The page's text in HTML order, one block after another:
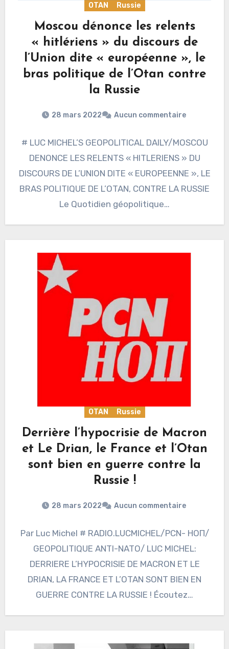
OTAN Russie
Moscou dénonce les relents
« hitlériens » du discours de
l’Union dite « européenne », le
bras politique de l’Otan contre
la Russie
28 mars 2022 Aucun commentaire
# LUC MICHEL’S GEOPOLITICAL DAILY/MOSCOU
DENONCE LES RELENTS « HITLERIENS » DU
DISCOURS DE L’UNION DITE « EUROPEENNE », LE
BRAS POLITIQUE DE L’OTAN, CONTRE LA RUSSIE
Le Quotidien géopolitique…
OTAN Russie
Derrière l’hypocrisie de Macron
et Le Drian, le France et l’Otan
sont bien en guerre contre la
Russie !
28 mars 2022 Aucun commentaire
Par Luc Michel # RADIO.LUCMICHEL/PCN- НОП/
GEOPOLITIQUE ANTI-NATO/ LUC MICHEL:
DERRIERE L’HYPOCRISIE DE MACRON ET LE
DRIAN, LA FRANCE ET L’OTAN SONT BIEN EN
GUERRE CONTRE LA RUSSIE ! Écoutez…